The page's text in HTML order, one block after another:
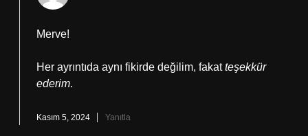
Merve!
Her ayrıntıda aynı fikirde değilim, fakatteşekkür
ederim.
Kasım 5, 2024 Yanıtla